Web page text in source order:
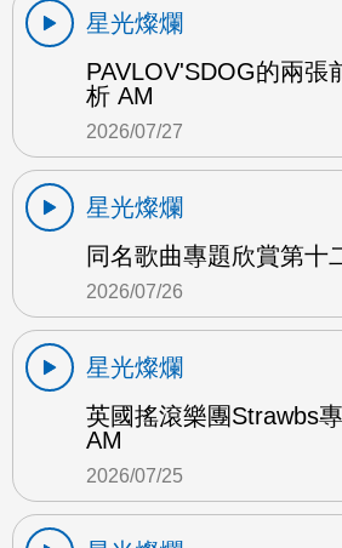
星光燦爛
PAVLOV'SDOG的兩張
析 AM
2026/07/27
星光燦爛
同名歌曲專題欣賞第十
2026/07/26
星光燦爛
英國搖滾樂團Strawbs
AM
2026/07/25